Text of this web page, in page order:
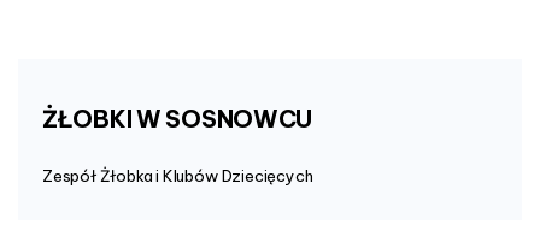
ŻŁOBKIWSOSNOWCU
Zespół Żłobka i Klubów Dziecięcych